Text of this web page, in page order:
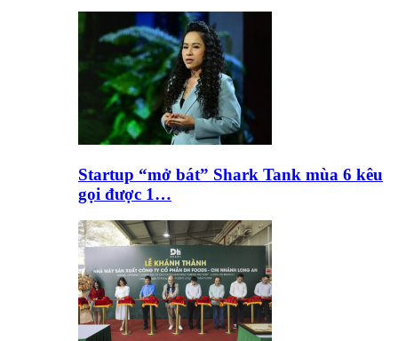
Startup “mở bát” Shark Tank mùa 6 kêu
gọi được 1…